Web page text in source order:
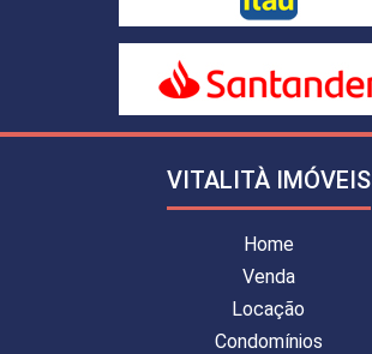
VITALITÀ IMÓVEIS
Home
Venda
Locação
Condomínios